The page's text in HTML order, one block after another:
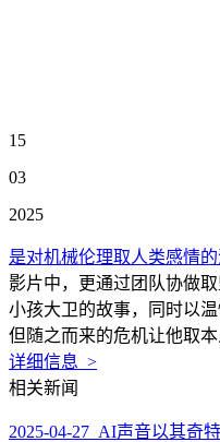
15
03
2025
是对机械伦理取人类感情
影片中，更通过团队协做
小孩大卫的故事，同时以
但随之而来的危机让他取本
详细信息 >
相关新闻
2025-04-27 AI声音以其奇